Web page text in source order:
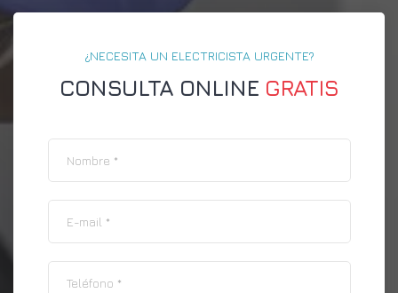
¿NECESITA UN ELECTRICISTA URGENTE?
CONSULTA ONLINE GRATIS